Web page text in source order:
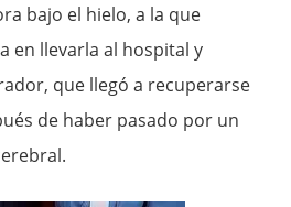
bajo el hielo, a la que
en llevarla al hospital y
que llegó a recuperarse
de haber pasado por un